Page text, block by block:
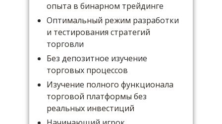
опыта в бинарном трейдинге
Оптимальный режим разработки
и тестирования стратегий
торговли
Без депозитное изучение
торговых процессов
Изучение полного функционала
торговой платформы без
реальных инвестиций